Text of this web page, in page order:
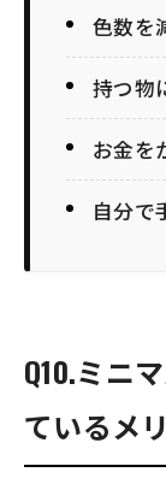
色数を
持つ物
お金を
自分で
Q10.ミニ
ているメ